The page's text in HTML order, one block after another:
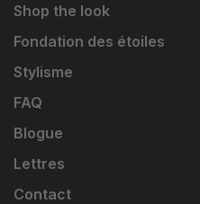
Shop the look
Fondation des étoiles
Stylisme
FAQ
Blogue
Lettres
Contact